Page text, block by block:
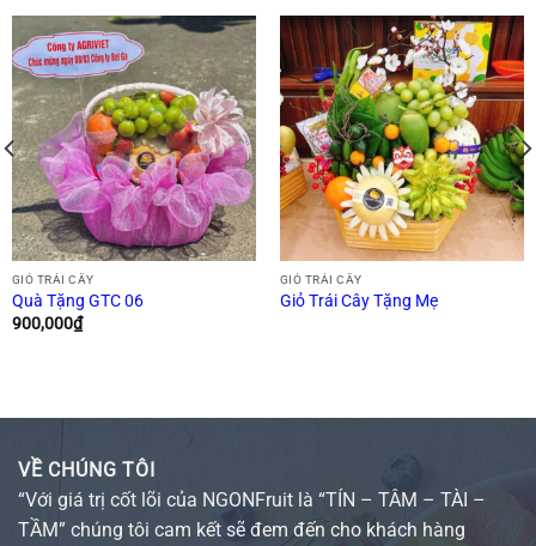
GIỎ TRÁI CÂY
Quà Tặng GTC 06
900,000₫
GIỎ TRÁI CÂY
Giỏ Trái Cây Tặng Mẹ
VỀ CHÚNG TÔI
“Với giá trị cốt lõi của NGONFruit là “TÍN – TÂM – TÀI –
TẦM” chúng tôi cam kết sẽ đem đến cho khách hàng